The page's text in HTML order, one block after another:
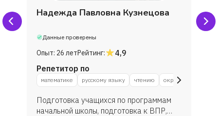
Надежда Павловна Кузнецова
Данные проверены
Опыт: 26 летРейтинг:
4,9
Репетитор по
математике русскому языку чтению окружающему
Подготовка учащихся по программам
начальной школы, подготовка к ВПР,